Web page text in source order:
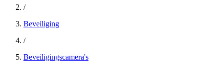
/
Beveiliging
/
Beveiligingscamera's